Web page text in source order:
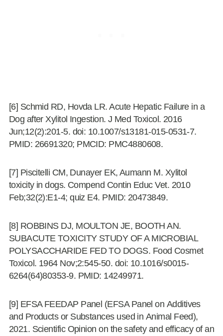
[6] Schmid RD, Hovda LR. Acute Hepatic Failure in a
Dog after Xylitol Ingestion. J Med Toxicol. 2016
Jun;12(2):201-5. doi: 10.1007/s13181-015-0531-7.
PMID: 26691320; PMCID: PMC4880608.
[7] Piscitelli CM, Dunayer EK, Aumann M. Xylitol
toxicity in dogs. Compend Contin Educ Vet. 2010
Feb;32(2):E1-4; quiz E4. PMID: 20473849.
[8] ROBBINS DJ, MOULTON JE, BOOTH AN.
SUBACUTE TOXICITY STUDY OF A MICROBIAL
POLYSACCHARIDE FED TO DOGS. Food Cosmet
Toxicol. 1964 Nov;2:545-50. doi: 10.1016/s0015-
6264(64)80353-9. PMID: 14249971.
[9] EFSA FEEDAP Panel (EFSA Panel on Additives
and Products or Substances used in Animal Feed),
2021. Scientific Opinion on the safety and efficacy of an